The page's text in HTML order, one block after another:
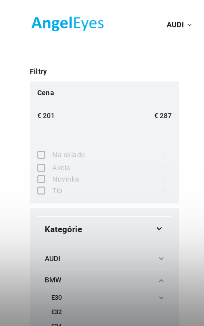
AUDI
Filtry
Cena
€201 €287
Na sklade
Akcia
Novinka
Tip
Kategórie
AUDI
BMW
E30
E32